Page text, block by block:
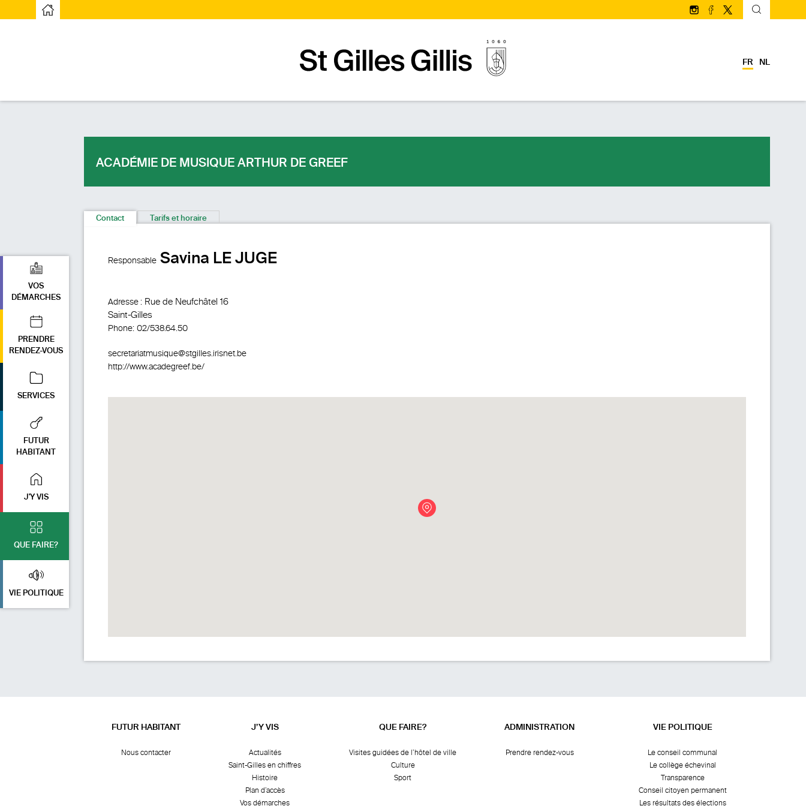
Page d’accueilPage d'accueil Suivez-nous sur Instagram
Suivez-nous sur
Suivez-nous sur
FR NL
VOS
DÉMARCHES
PRENDRE
RENDEZ-VOUS
SERVICES
FUTUR
HABITANT
J'Y VIS
QUE FAIRE?
VIE POLITIQUE
ACADÉMIE DE MUSIQUE ARTHUR DE GREEF
Contact Tarifs et horaire
Responsable Savina LE JUGE
Adresse : Rue de Neufchâtel 16
Saint-Gilles
Phone: 02/538.64.50
secretariatmusique@stgilles.irisnet.be
http://www.acadegreef.be/
FUTUR HABITANT
Nous contacter
J’Y VIS
Actualités
Saint-Gilles en chiffres
Histoire
Plan d’accès
Vos démarches
QUE FAIRE?
Visites guidées de l’hôtel de ville
Culture
Sport
ADMINISTRATION
Prendre rendez-vous
VIE POLITIQUE
Le conseil communal
Le collège échevinal
Transparence
Conseil citoyen permanent
Les résultats des élections